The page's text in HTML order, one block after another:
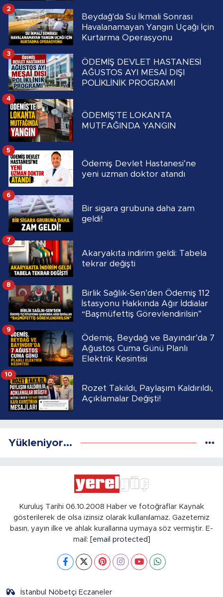
Beydağ'da Su İkmali Sonrası
Havalanamayan Yangın Uçağı İçin
Kurtarma Operasyonu
2
ÖDEMİŞ DEVLET HASTANESİ
AĞUSTOS AYI MESAİ DIŞI
POLİKLİNİK PROGRAMI
3
ÖDEMİŞ’TE LOKANTA
MUTFAĞINDA YANGIN
4
Ödemiş Devlet Hastanesi’ne
yeni uzman doktor atandı
5
Bir sigara grubuna daha zam
geldi!
6
Akaryakıta indirim geldi: Tabela
tekrar değişti
7
Birlik Sağlık-Sen’den Ödemiş 112
İstasyonu Hakkında Ağır İddialar
“Başmüfettiş Görevlendirilsin”
8
Ödemiş, Beydağ ve Bayındır’da 7
Ağustos Cuma Günü Planlı
Elektrik Kesintisi
9
Rozet Takıldı, Paylaşım Kaldırıldı,
Açıklamalar Değişti!
10
Yükleniyor...
Kuruluş Tarihi 06.10.2008 Haber ve fotoğraflar Kaynak
gösterilerek de olsa izinsiz olarak kullanılamaz. Gazetemiz
basın, yayın ilke ve ahlak kurallarına uymaya söz vermiştir. E-
mail:
[email protected]
İstanbul Nöbetçi Eczaneler